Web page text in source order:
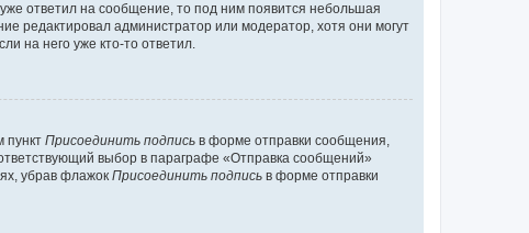
ответил на сообщение, то под ним появится небольшая
редактировал администратор или модератор, хотя они могут
на него уже кто-то ответил.
пункт Присоединить подпись в форме отправки сообщения,
выбор в параграфе «Отправка сообщений»
убрав флажок Присоединить подпись в форме отправки